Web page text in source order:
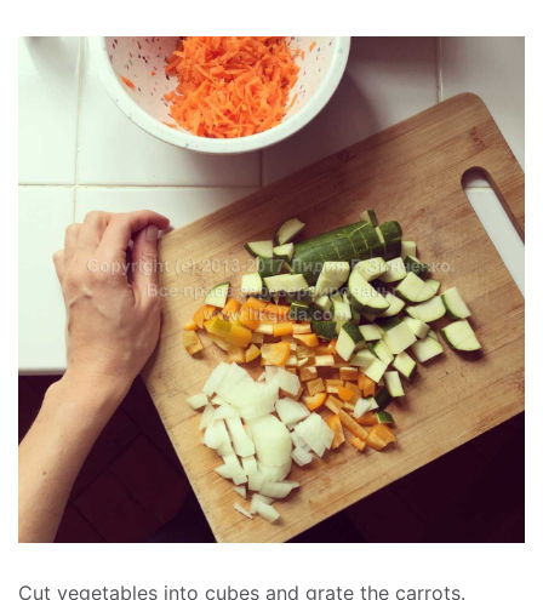
Cut vegetables into cubes and grate the carrots.